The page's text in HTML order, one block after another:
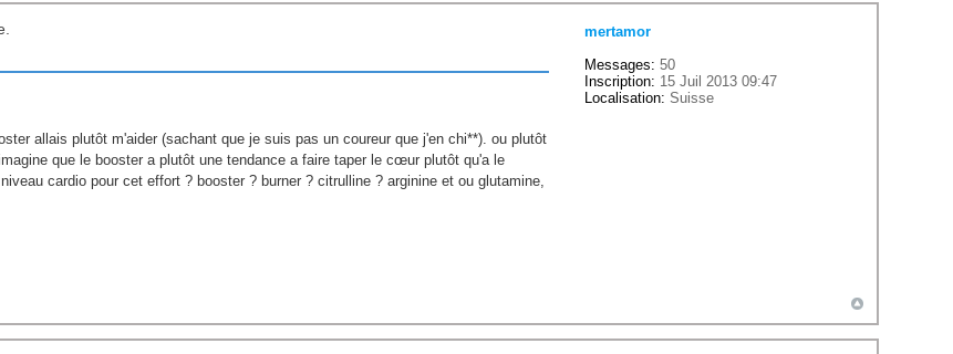
allais plutôt m'aider (sachant que je suis pas un coureur que j'en chi**). ou plutôt
que le booster a plutôt une tendance a faire taper le cœur plutôt qu'a le
cardio pour cet effort ? booster ? burner ? citrulline ? arginine et ou glutamine,
mertamor
Messages: 50
Inscription: 15 Juil 2013 09:47
Localisation: Suisse